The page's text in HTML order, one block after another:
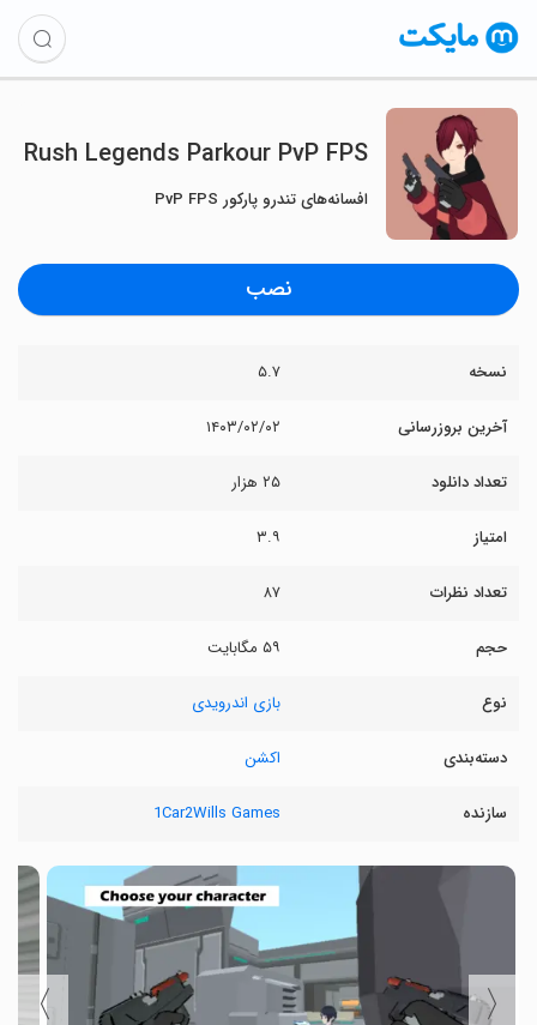
Rush Legends Parkour PvP FPS
افسانه‌های تندرو پارکور PvP FPS
نصب
نسخه ۵.۷
آخرین بروزرسانی ۱۴۰۳/۰۲/۰۲
تعداد دانلود ۲۵ هزار
امتیاز ۳.۹
تعداد نظرات ۸۷
حجم ۵۹ مگابایت
نوع بازی اندرویدی
دسته‌بندی اکشن
سازنده 1Car2Wills Games
〈
〉